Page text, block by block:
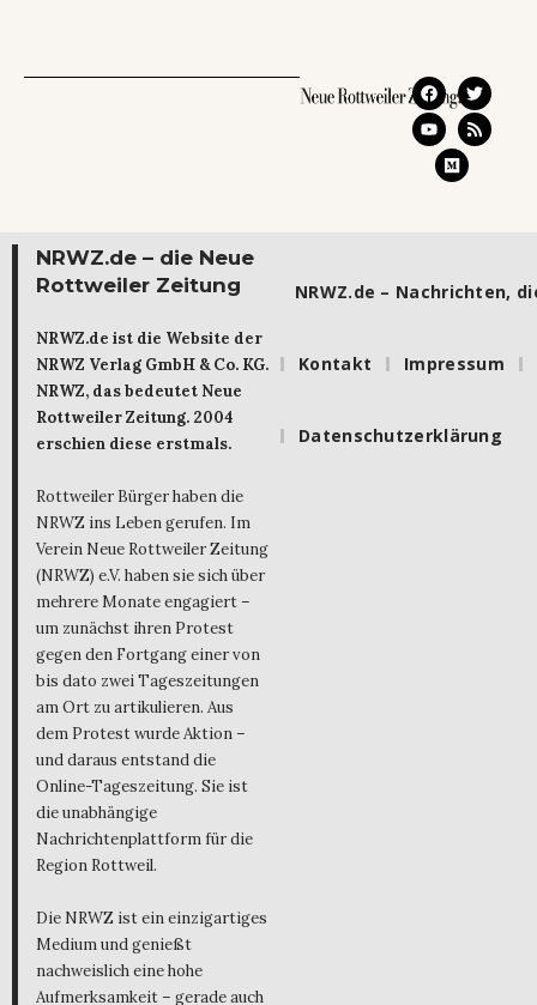
NRWZ.de – die Neue
Rottweiler Zeitung
NRWZ.de ist die Website der
NRWZ Verlag GmbH & Co. KG.
NRWZ, das bedeutet Neue
Rottweiler Zeitung. 2004
erschien diese erstmals.
Rottweiler Bürger haben die
NRWZ ins Leben gerufen. Im
Verein Neue Rottweiler Zeitung
(NRWZ) e.V. haben sie sich über
mehrere Monate engagiert –
um zunächst ihren Protest
gegen den Fortgang einer von
bis dato zwei Tageszeitungen
am Ort zu artikulieren. Aus
dem Protest wurde Aktion –
und daraus entstand die
Online-Tageszeitung. Sie ist
die unabhängige
Nachrichtenplattform für die
Region Rottweil.
Die NRWZ ist ein einzigartiges
Medium und genießt
nachweislich eine hohe
Aufmerksamkeit – gerade auch
NRWZ.de – Nachrichten,
Kontakt Impressum
Datenschutzerklärung